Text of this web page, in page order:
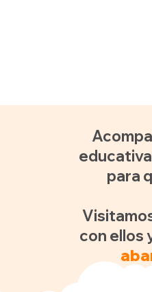
para
con ellos